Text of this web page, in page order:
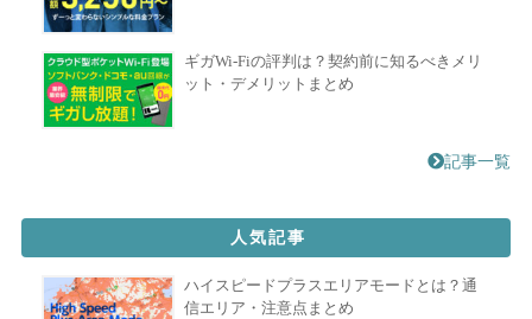
ギガWi-Fiの評判は？契約前に知るべきメリ
ット・デメリットまとめ
記事一覧
人気記事
ハイスピードプラスエリアモードとは？通
信エリア・注意点まとめ